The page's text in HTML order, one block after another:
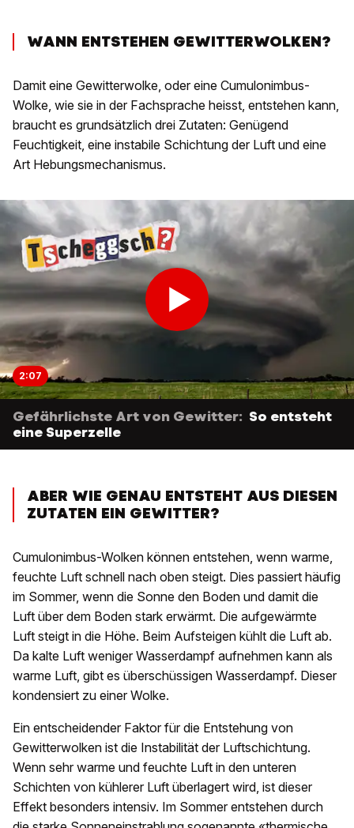
WANN ENTSTEHEN GEWITTERWOLKEN?
Damit eine Gewitterwolke, oder eine Cumulonimbus-
Wolke, wie sie in der Fachsprache heisst, entstehen kann,
braucht es grundsätzlich drei Zutaten: Genügend
Feuchtigkeit, eine instabile Schichtung der Luft und eine
Art Hebungsmechanismus.
2:07
Gefährlichste Art von Gewitter: So entsteht
eine Superzelle
ABER WIE GENAU ENTSTEHT AUS DIESEN
ZUTATEN EIN GEWITTER?
Cumulonimbus-Wolken können entstehen, wenn warme,
feuchte Luft schnell nach oben steigt. Dies passiert häufig
im Sommer, wenn die Sonne den Boden und damit die
Luft über dem Boden stark erwärmt. Die aufgewärmte
Luft steigt in die Höhe. Beim Aufsteigen kühlt die Luft ab.
Da kalte Luft weniger Wasserdampf aufnehmen kann als
warme Luft, gibt es überschüssigen Wasserdampf. Dieser
kondensiert zu einer Wolke.
Ein entscheidender Faktor für die Entstehung von
Gewitterwolken ist die Instabilität der Luftschichtung.
Wenn sehr warme und feuchte Luft in den unteren
Schichten von kühlerer Luft überlagert wird, ist dieser
Effekt besonders intensiv. Im Sommer entstehen durch